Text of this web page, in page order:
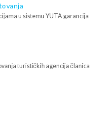
u sistemu YUTA garancija
turističkih agencija članica